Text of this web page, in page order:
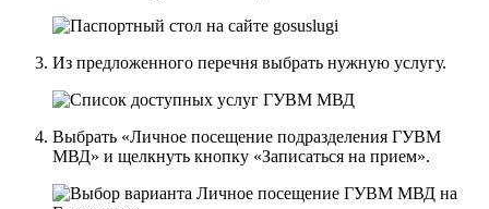
Из предложенного перечня выбрать нужную услугу.
Выбрать «Личное посещение подразделения ГУВМ
МВД» и щелкнуть кнопку «Записаться на прием».